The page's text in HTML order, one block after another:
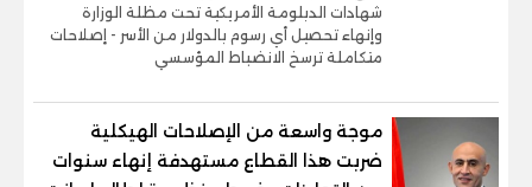
شهادات الدبلومة الأمريكية تحت مظلة الوزارة
وإنهاء تحصيل أي رسوم بالدولار من الأسر - إصلاحات
متكاملة ترسخ الانضباط المؤسسي
موجة واسعة من الإصلاحات الهيكلية
ضربت هذا القطاع مستهدفة إنهاء سنوات